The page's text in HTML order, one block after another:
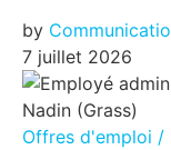
by
7 juillet 2026
Offres d'emploi /